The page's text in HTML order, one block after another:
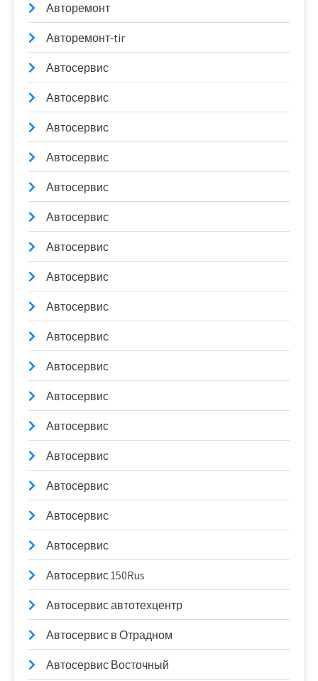
Авторемонт
Авторемонт-tir
Автосервис
Автосервис
Автосервис
Автосервис
Автосервис
Автосервис
Автосервис
Автосервис
Автосервис
Автосервис
Автосервис
Автосервис
Автосервис
Автосервис
Автосервис
Автосервис
Автосервис
Автосервис 150Rus
Автосервис автотехцентр
Автосервис в Отрадном
Автосервис Восточный